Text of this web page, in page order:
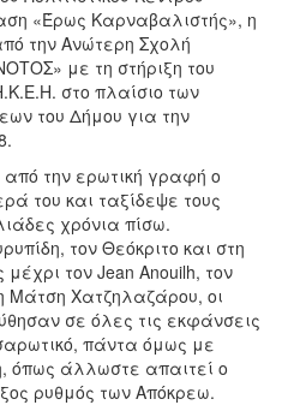
«Έρως Καρναβαλιστής», η
την Ανώτερη Σχολή
με τη στήριξη του
στο πλαίσιο των
του Δήμου για την
την ερωτική γραφή ο
του και ταξίδεψε τους
χρόνια πίσω.
τον Θεόκριτο και στη
τον Jean Anouilh, τον
Μάτση Χατζηλαζάρου, οι
σε όλες τις εκφάνσεις
πάντα όμως με
όπως άλλωστε απαιτεί ο
ρυθμός των Απόκρεω.